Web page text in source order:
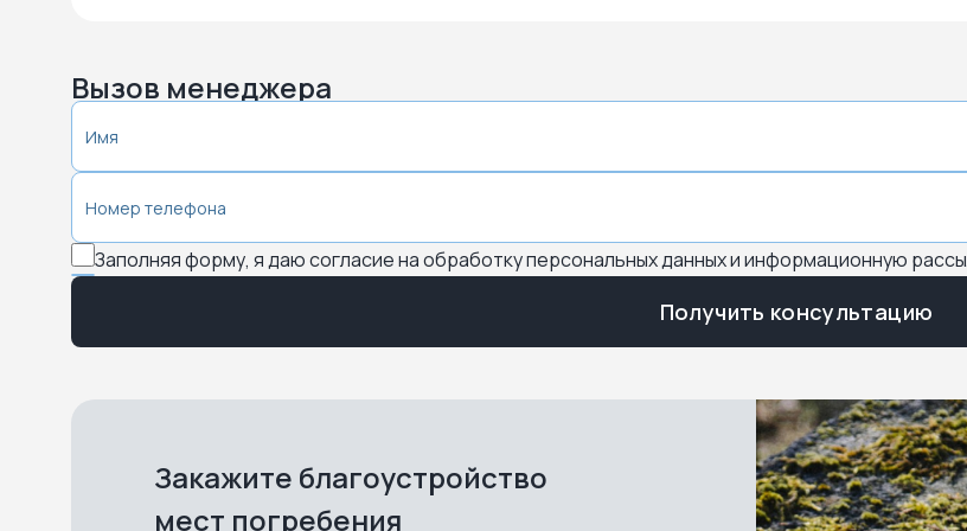
Вызов менеджера
Заполняя форму, я даю согласие на обработку персональных данных и информационную
Получить консультацию
Закажите благоустройство
мест погребения